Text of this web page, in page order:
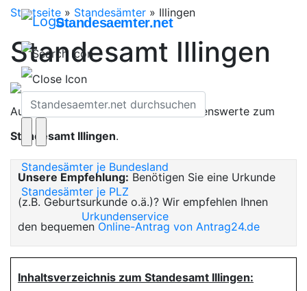
Standesaemter.net
Standesämter je Bundesland
Standesämter je PLZ
Urkundenservice
Startseite » Standesämter » Illingen
Standesamt Illingen
Auf dieser Seite finden Sie alles Wissenswerte zum
Standesamt Illingen.
Unsere Empfehlung: Benötigen Sie eine Urkunde
(z.B. Geburtsurkunde o.ä.)? Wir empfehlen Ihnen
den bequemen Online-Antrag von Antrag24.de
Inhaltsverzeichnis zum Standesamt Illingen: